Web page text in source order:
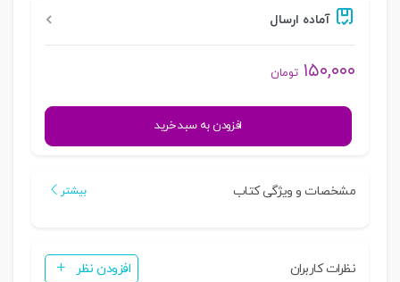
آماده ارسال
۱۵۰,۰۰۰ تومان
تحدید
قدرت
تحلیلی
دولت
افزودن به سبد خرید
مشخصات و ویژگی کتاب بیشتر
نظرات کاربران افزودن نظر